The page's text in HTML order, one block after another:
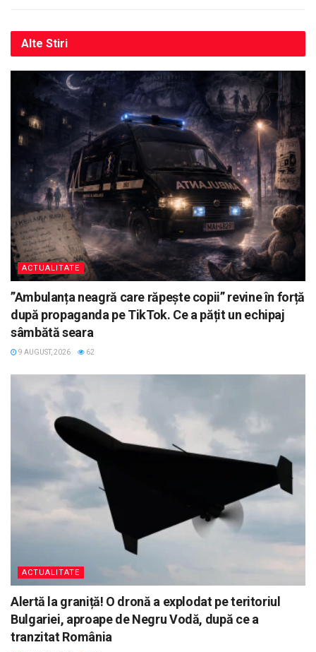
Alte Stiri
ACTUALITATE
”Ambulanța neagră care răpește copii” revine în forță
după propaganda pe TikTok. Ce a pățit un echipaj
sâmbătă seara
9 AUGUST, 2026 62
ACTUALITATE
Alertă la graniță! O dronă a explodat pe teritoriul
Bulgariei, aproape de Negru Vodă, după ce a
tranzitat România